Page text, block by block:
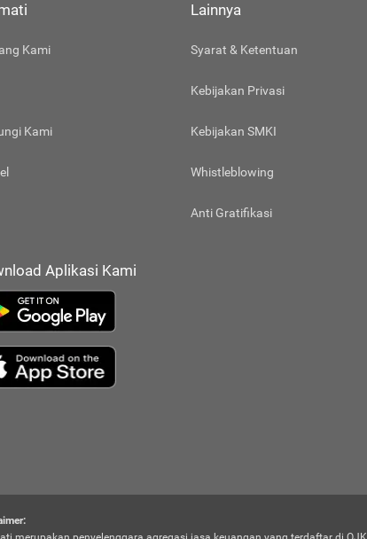
Kami
Kami
Lainnya
Syarat & Ketentuan
Kebijakan Privasi
Kebijakan SMKI
Whistleblowing
Anti Gratifikasi
Aplikasi Kami